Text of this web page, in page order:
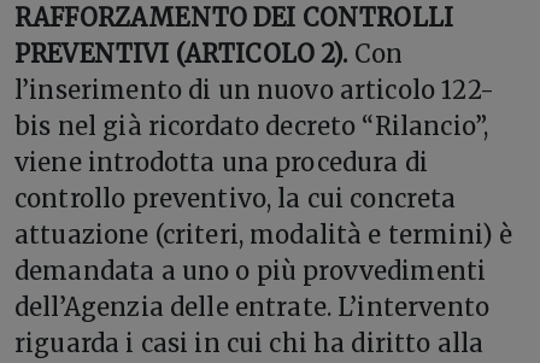
RAFFORZAMENTO DEI CONTROLLI
PREVENTIVI (ARTICOLO 2). Con
l’inserimento di un nuovo articolo 122-
bis nel già ricordato decreto “Rilancio”,
viene introdotta una procedura di
controllo preventivo, la cui concreta
attuazione (criteri, modalità e termini) è
demandata a uno o più provvedimenti
dell’Agenzia delle entrate. L’intervento
riguarda i casi in cui chi ha diritto alla